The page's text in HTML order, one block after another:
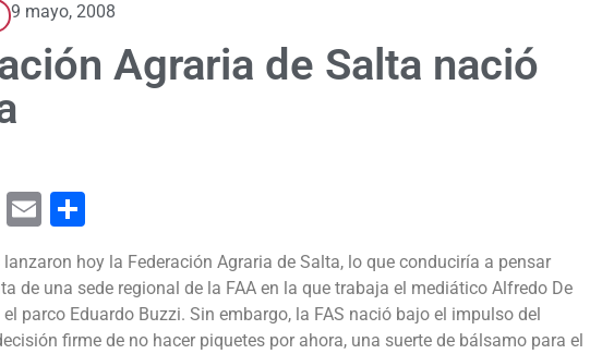
9 mayo, 2008
Agraria de Salta nació
Twitter
Email
hoy la Federación Agraria de Salta, lo que conduciría a pensar
de una sede regional de la FAA en la que trabaja el mediático Alfredo De
parco Eduardo Buzzi. Sin embargo, la FAS nació bajo el impulso del
firme de no hacer piquetes por ahora, una suerte de bálsamo para el